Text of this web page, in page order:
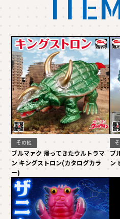
その他
ブルマァク 帰ってきたウルトラマ
ン キングストロン(カタログカラ
ー)
ブ
ン